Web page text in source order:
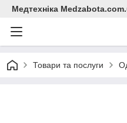
Медтехніка
Товари та послуги